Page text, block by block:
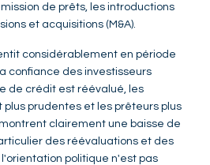
de prêts, les introductions
et acquisitions (M&A).
considérablement en période
confiance des investisseurs
de crédit est réévalué, les
prudentes et les prêteurs plus
clairement une baisse de
des réévaluations et des
politique n'est pas